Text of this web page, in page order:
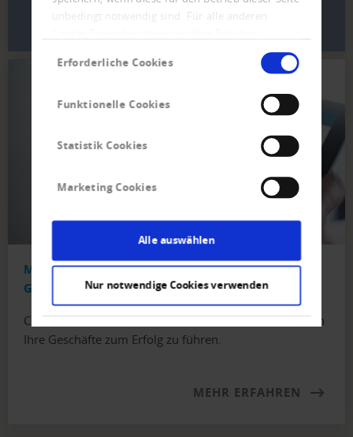
unbedingt notwendig sind. Für alle anderen
Erforderliche Cookies
Funktionelle Cookies
Statistik Cookies
Marketing Cookies
Alle auswählen
Nur notwendige Cookies verwenden
MEHR ERFAHREN
Mehr Sicherheit für Ihre internationalen
Geschäfte
Creditreform hilft Ihnen mit internationalen Auskünften
Ihre Geschäfte zum Erfolg zu führen.
MEHR ERFAHREN